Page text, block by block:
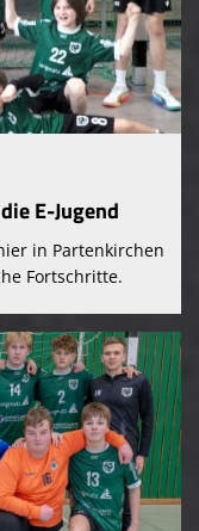
E-Jugend
in Partenkirchen
Fortschritte.